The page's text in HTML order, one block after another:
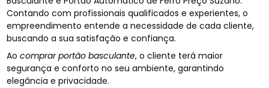
Contando com profissionais qualificados e experientes, o
empreendimento entende a necessidade de cada cliente,
buscando a sua satisfação e confiança.
Aocomprar portão basculante, o cliente terá maior
segurança e conforto no seu ambiente, garantindo
elegância e privacidade.